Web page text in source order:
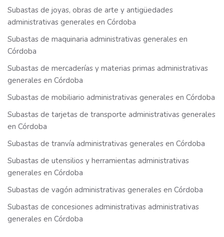
Subastas de joyas, obras de arte y antigüedades
administrativas generales en Córdoba
Subastas de maquinaria administrativas generales en
Córdoba
Subastas de mercaderías y materias primas administrativas
generales en Córdoba
Subastas de mobiliario administrativas generales en Córdoba
Subastas de tarjetas de transporte administrativas generales
en Córdoba
Subastas de tranvía administrativas generales en Córdoba
Subastas de utensilios y herramientas administrativas
generales en Córdoba
Subastas de vagón administrativas generales en Córdoba
Subastas de concesiones administrativas administrativas
generales en Córdoba